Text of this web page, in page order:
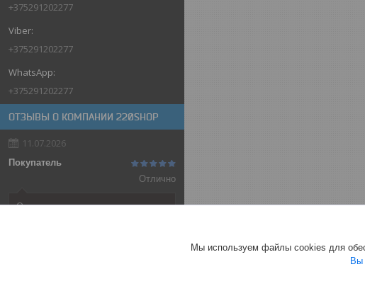
+375291202277
+375291202277
+375291202277
ОТЗЫВЫ О КОМПАНИИ 220SHOP
11.07.2026
Покупатель
Отлично
Оригинальные товары автоматов
Мы используем файлы cookies для
Вы